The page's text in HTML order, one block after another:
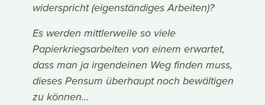
widerspricht (eigenständiges Arbeiten)?
Es werden mittlerweile so viele
Papierkriegsarbeiten von einem erwartet,
dass man ja irgendeinen Weg finden muss,
dieses Pensum überhaupt noch bewältigen
zu können...